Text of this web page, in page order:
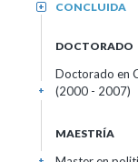
CONCLUIDA
+
DOCTORADO
Doctorado en
(2000 - 2007)
+
MAESTRÍA